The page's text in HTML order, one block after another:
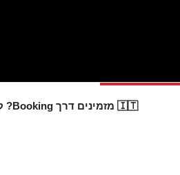
🇮🇹 מזמינים דרך Booking? קבלו